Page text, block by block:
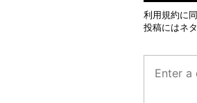
利用規約に
投稿にはネ